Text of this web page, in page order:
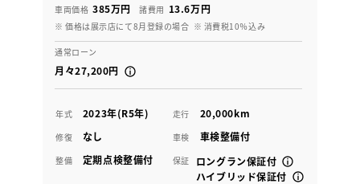
車両価格 385万円 諸費用 13.6万円
※ 価格は展示店にて8月登録の場合 ※ 消費税10％込み
通常ローン
月々27,200円
年式 2023年(R5年) 走行 20,000km
修復 なし 車検 車検整備付
整備 定期点検整備付 保証
ロングラン保証付
ハイブリッド保証付